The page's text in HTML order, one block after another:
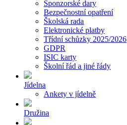
Sponzorské dary
Bezpečnostní opatření
Školská rada
Elektronické platby
Třídní schůzky 2025/2026
GDPR
ISIC karty
Školní řád a jiné řády
Jídelna
Ankety v jídelně
Družina